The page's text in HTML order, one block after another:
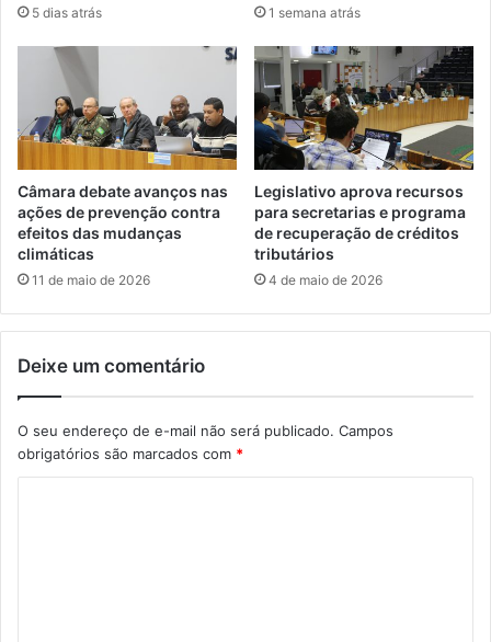
5 dias atrás 1 semana atrás
Câmara debate avanços nas
ações de prevenção contra
efeitos das mudanças
climáticas
11 de maio de 2026
Legislativo aprova recursos
para secretarias e programa
de recuperação de créditos
tributários
4 de maio de 2026
Deixe um comentário
O seu endereço de e-mail não será publicado. Campos
obrigatórios são marcados com *